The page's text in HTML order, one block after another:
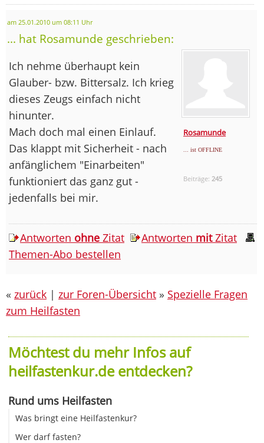
am 25.01.2010 um 08:11 Uhr
... hat Rosamunde geschrieben:
Rosamunde
... ist OFFLINE
Beiträge: 245
Ich nehme überhaupt kein
Glauber- bzw. Bittersalz. Ich krieg
dieses Zeugs einfach nicht
hinunter.
Mach doch mal einen Einlauf.
Das klappt mit Sicherheit - nach
anfänglichem "Einarbeiten"
funktioniert das ganz gut -
jedenfalls bei mir.
Antworten ohne Zitat Antworten mitZitat
Themen-Abo bestellen
« zurück | zur Foren-Übersicht » Spezielle Fragen
zum Heilfasten
Möchtest du mehr Infos auf
heilfastenkur.de entdecken?
Rund ums Heilfasten
Was bringt eine Heilfastenkur?
Wer darf fasten?